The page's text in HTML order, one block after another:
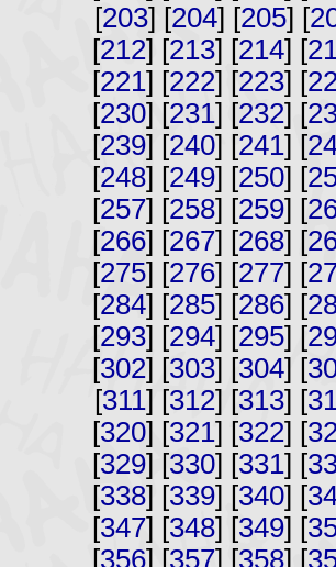
[203] [204] [205] [
[212] [213] [214] [
[221] [222] [223] [
[230] [231] [232] [
[239] [240] [241] [
[248] [249] [250] [
[257] [258] [259] [
[266] [267] [268] [
[275] [276] [277] [
[284] [285] [286] [
[293] [294] [295] [
[302] [303] [304] [
[311] [312] [313] [
[320] [321] [322] [
[329] [330] [331] [
[338] [339] [340] [
[347] [348] [349] [
[356] [357] [358] [